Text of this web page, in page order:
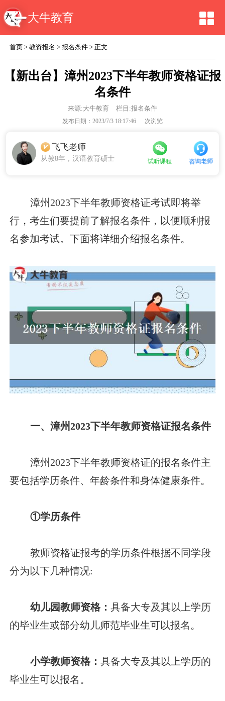
大牛教育
首页 >教资报名 >报名条件 > 正文
【新出台】漳州2023下半年教师资格证报
名条件
来源:大牛教育 栏目:报名条件
发布日期：2023/7/3 18:17:46 次浏览
飞飞老师
从教8年，汉语教育硕士 试听课程 咨询老师
漳州2023下半年教师资格证考试即将举
行，考生们要提前了解报名条件，以便顺利报
名参加考试。下面将详细介绍报名条件。
一、漳州2023下半年教师资格证报名条件
漳州2023下半年教师资格证的报名条件主
要包括学历条件、年龄条件和身体健康条件。
①学历条件
教师资格证报考的学历条件根据不同学段
分为以下几种情况:
幼儿园教师资格：具备大专及其以上学历
的毕业生或部分幼儿师范毕业生可以报名。
小学教师资格：具备大专及其以上学历的
毕业生可以报名。